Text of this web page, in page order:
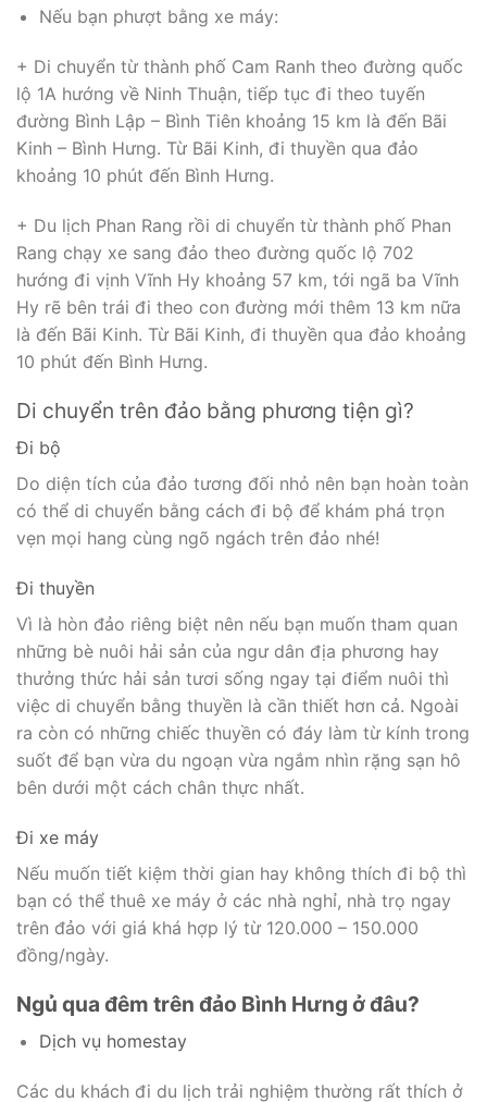
Nếu bạn phượt bằng xe máy:
+ Di chuyển từ thành phố Cam Ranh theo đường quốc
lộ 1A hướng về Ninh Thuận, tiếp tục đi theo tuyến
đường Bình Lập – Bình Tiên khoảng 15 km là đến Bãi
Kinh – Bình Hưng. Từ Bãi Kinh, đi thuyền qua đảo
khoảng 10 phút đến Bình Hưng.
+ Du lịch Phan Rang rồi di chuyển từ thành phố Phan
Rang chạy xe sang đảo theo đường quốc lộ 702
hướng đi vịnh Vĩnh Hy khoảng 57 km, tới ngã ba Vĩnh
Hy rẽ bên trái đi theo con đường mới thêm 13 km nữa
là đến Bãi Kinh. Từ Bãi Kinh, đi thuyền qua đảo khoảng
10 phút đến Bình Hưng.
Di chuyển trên đảo bằng phương tiện gì?
Đi bộ
Do diện tích của đảo tương đối nhỏ nên bạn hoàn toàn
có thể di chuyển bằng cách đi bộ để khám phá trọn
vẹn mọi hang cùng ngõ ngách trên đảo nhé!
Đi thuyền
Vì là hòn đảo riêng biệt nên nếu bạn muốn tham quan
những bè nuôi hải sản của ngư dân địa phương hay
thưởng thức hải sản tươi sống ngay tại điểm nuôi thì
việc di chuyển bằng thuyền là cần thiết hơn cả. Ngoài
ra còn có những chiếc thuyền có đáy làm từ kính trong
suốt để bạn vừa du ngoạn vừa ngắm nhìn rặng sạn hô
bên dưới một cách chân thực nhất.
Đi xe máy
Nếu muốn tiết kiệm thời gian hay không thích đi bộ thì
bạn có thể thuê xe máy ở các nhà nghỉ, nhà trọ ngay
trên đảo với giá khá hợp lý từ 120.000 – 150.000
đồng/ngày.
Ngủ qua đêm trên đảo Bình Hưng ở đâu?
Dịch vụ homestay
Các du khách đi du lịch trải nghiệm thường rất thích ở